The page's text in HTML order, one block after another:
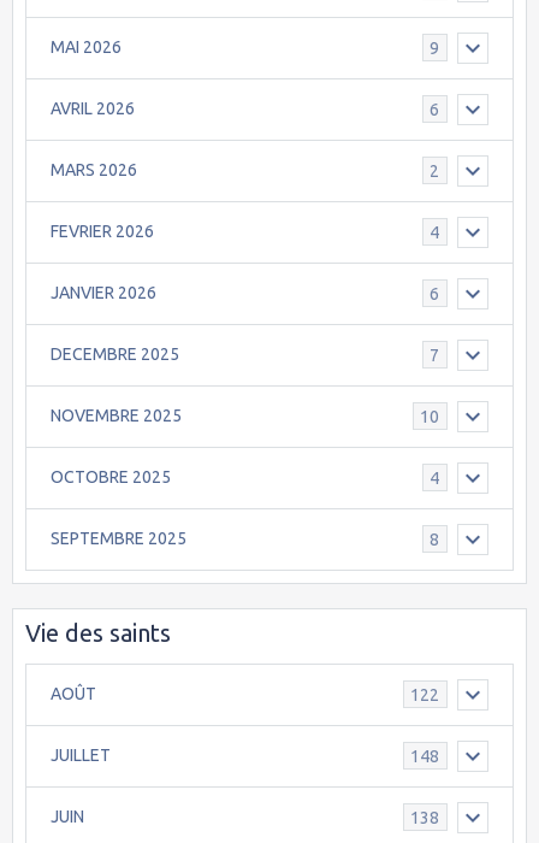
MAI 2026 9
AVRIL 2026 6
MARS 2026 2
FEVRIER 2026 4
JANVIER 2026 6
DECEMBRE 2025 7
NOVEMBRE 2025 10
OCTOBRE 2025 4
SEPTEMBRE 2025 8
Vie des saints
AOÛT 122
JUILLET 148
JUIN 138